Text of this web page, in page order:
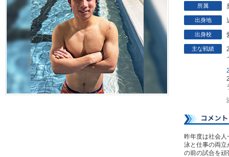
所属
出身地
出身校
主な戦績
昨年度は社会人
泳と仕事の両立
の前の試合を頑